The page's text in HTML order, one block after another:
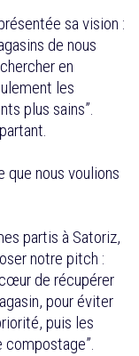
sa vision :
de nous
en
les
plus sains”.
que nous voulions
partis à Satoriz,
notre pitch :
de récupérer
pour éviter
puis les
compostage”.